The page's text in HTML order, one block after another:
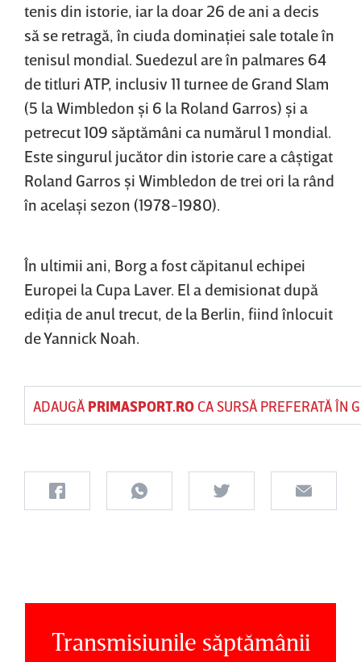
tenis din istorie, iar la doar 26 de ani a decis
să se retragă, în ciuda dominaţiei sale totale în
tenisul mondial. Suedezul are în palmares 64
de titluri ATP, inclusiv 11 turnee de Grand Slam
(5 la Wimbledon şi 6 la Roland Garros) şi a
petrecut 109 săptămâni ca numărul 1 mondial.
Este singurul jucător din istorie care a câştigat
Roland Garros şi Wimbledon de trei ori la rând
în acelaşi sezon (1978-1980).
În ultimii ani, Borg a fost căpitanul echipei
Europei la Cupa Laver. El a demisionat după
ediţia de anul trecut, de la Berlin, fiind înlocuit
de Yannick Noah.
ADAUGĂ PRIMASPORT.ROCA SURSĂ PREFERATĂ ÎN
Transmisiunile săptămânii